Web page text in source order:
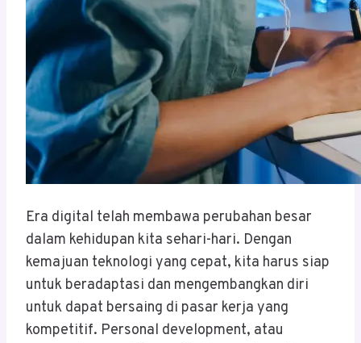
Era digital telah membawa perubahan besar
dalam kehidupan kita sehari-hari. Dengan
kemajuan teknologi yang cepat, kita harus siap
untuk beradaptasi dan mengembangkan diri
untuk dapat bersaing di pasar kerja yang
kompetitif. Personal development, atau